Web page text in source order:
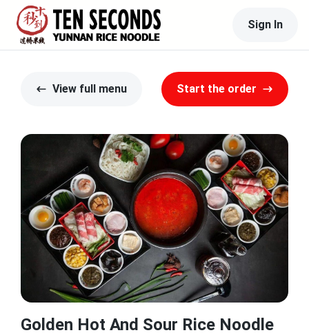
Sign In
View full menu Start the order
Golden Hot And Sour Rice Noodle